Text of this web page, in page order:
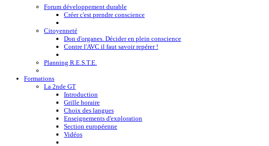
Forum développement durable
Créer c'est prendre conscience
Citoyenneté
Don d'organes. Décider en plein conscience
Contre l'AVC il faut savoir repérer !
Planning R.E.S.T.E.
Formations
La 2nde GT
Introduction
Grille horaire
Choix des langues
Enseignements d'exploration
Section européenne
Vidéos